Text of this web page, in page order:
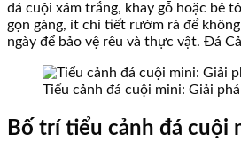
đá cuội xám trắng, khay gỗ hoặc bê
gọn gàng, ít chi tiết rườm rà để
ngày để bảo vệ rêu và thực vật. Đá
Tiểu cảnh đá cuội mini: Giải
Bố trí tiểu cảnh đá cuội